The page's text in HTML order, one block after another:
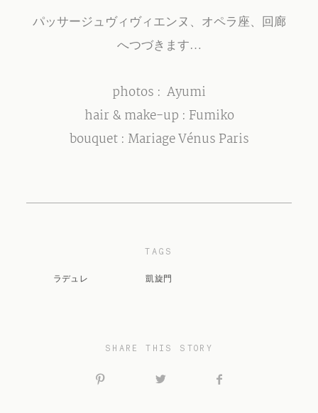
パッサージュヴィヴィエンヌ、オペラ座、回廊
へつづきます…
photos : Ayumi
hair & make-up : Fumiko
bouquet : Mariage Vénus Paris
TAGS
ラデュレ 凱旋門
SHARE THIS STORY